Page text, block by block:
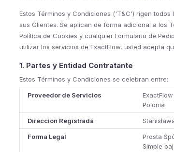
Estos Términos y Condiciones ('T&C') rigen
sus Clientes. Se aplican de forma adicional a los
Política de Cookies y cualquier Formulario de
utilizar los servicios de ExactFlow, usted acepta
1. Partes y Entidad Contratante
Estos Términos y Condiciones se celebran entre:
Proveedor de Servicios
Polonia
Dirección Registrada
Forma Legal
Prosta
Simple